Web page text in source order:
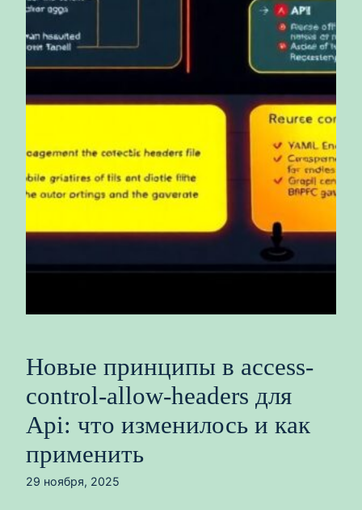
Новые принципы в access-
control-allow-headers для
Api: что изменилось и как
применить
29 ноября, 2025